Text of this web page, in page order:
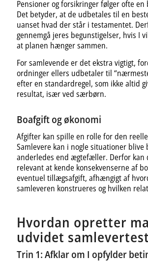
Pensioner og forsikringer følger ofte en
Det betyder, at de udbetales til en
uanset hvad der står i testamentet.
gennemgå jeres begunstigelser, hvis I
at planen hænger sammen.
For samlevende er det ekstra vigtigt,
ordninger ellers udbetaler til
efter en standardregel, som ikke altid
resultat, især ved særbørn.
Boafgift og økonomi
Afgifter kan spille en rolle for den
Samlevere kan i nogle situationer blive
anderledes end ægtefæller. Derfor kan
relevant at kende konsekvenserne af
eventuel tillægsafgift, afhængigt af
samleveren konstrueres og hvilken
Hvordan opretter
udvidet
Trin 1: Afklar om I opfylder